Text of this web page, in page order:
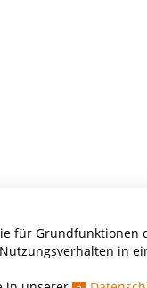
für Grundfunktionen
in